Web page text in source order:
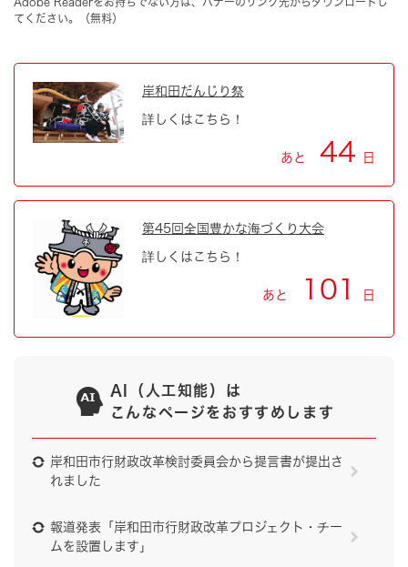
てください。（無料）
岸和田だんじり祭
詳しくはこちら！
あと 44 日
第45回全国豊かな海づくり大会
詳しくはこちら！
あと 101 日
AI（人工知能）は
こんなページをおすすめします
岸和田市行財政改革検討委員会から提言書が提出さ
れました
報道発表「岸和田市行財政改革プロジェクト・チー
ムを設置します」